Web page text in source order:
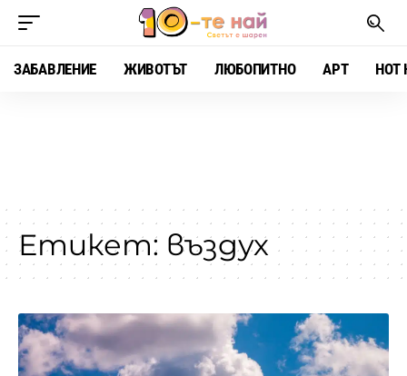
ЗАБАВЛЕНИЕ ЖИВОТЪТ ЛЮБОПИТНО АРТ HOT
Етикет: въздух